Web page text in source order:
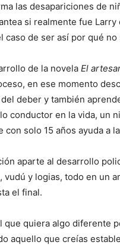
las desapariciones de
si realmente fue
caso de ser así por qué
de la novela El
en ese momento
deber y también
conductor en la vida, un
con solo 15 años ayuda a
aparte al desarrollo
vudú y logias, todo en un
el final.
que quiera algo diferente
aquello que creías